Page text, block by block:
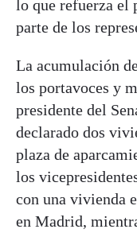
lo que refuerza
parte de los
La acumulación
los portavoces y
presidente del
declarado dos
plaza de
los
con una vivienda
en Madrid,